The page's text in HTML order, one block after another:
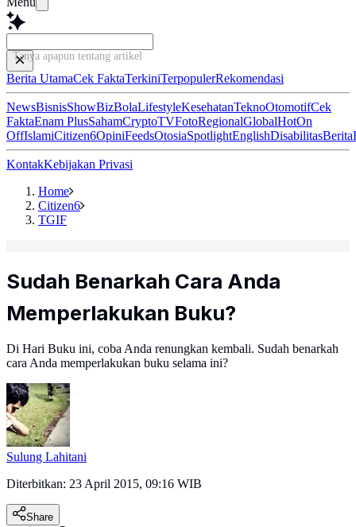
Tanya apapun tentang artikel ini...
Berita UtamaCek FaktaTerkiniTerpopulerRekomendasi
NewsBisnisShowBizBolaLifestyleKesehatanTeknoOtomotifCek
FaktaEnam PlusSahamCryptoTVFotoRegionalGlobalHotOn
OffIslamiCitizen6OpiniFeedsOtosiaSpotlightEnglishDisabilitasBerita
KontakKebijakan Privasi
Home
Citizen6
TGIF
Sudah Benarkah Cara Anda
Memperlakukan Buku?
Di Hari Buku ini, coba Anda renungkan kembali. Sudah benarkah
cara Anda memperlakukan buku selama ini?
Sulung Lahitani
Diterbitkan: 23 April 2015, 09:16 WIB
Share